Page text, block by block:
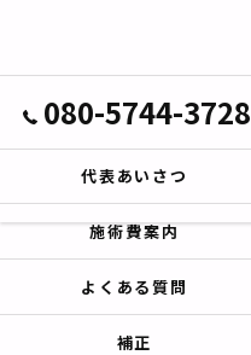
080-5744-3728
代表あいさつ
施術費案内
よくある質問
補正